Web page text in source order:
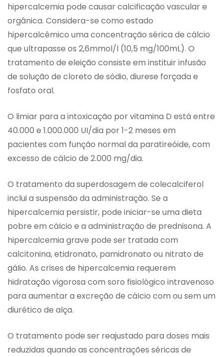
hipercalcemia pode causar calcificação vascular e
orgânica. Considera-se como estado
hipercalcêmico uma concentração sérica de cálcio
que ultrapasse os 2,6mmol/l (10,5 mg/100mL). O
tratamento de eleição consiste em instituir infusão
de solução de cloreto de sódio, diurese forçada e
fosfato oral.
O limiar para a intoxicação por vitamina D está entre
40.000 e 1.000.000 UI/dia por 1-2 meses em
pacientes com função normal da paratireóide, com
excesso de cálcio de 2.000 mg/dia.
O tratamento da superdosagem de colecalciferol
inclui a suspensão da administração. Se a
hipercalcemia persistir, pode iniciar-se uma dieta
pobre em cáIcio e a administração de prednisona. A
hipercalcemia grave pode ser tratada com
calcitonina, etidronato, pamidronato ou nitrato de
gáIio. As crises de hipercalcemia requerem
hidratação vigorosa com soro fisiológico intravenoso
para aumentar a excreção de cáIcio com ou sem um
diurético de alça.
O tratamento pode ser reajustado para doses mais
reduzidas quando as concentrações séricas de